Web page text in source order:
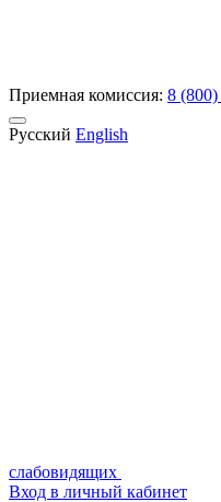
Приемная комиссия: 8
Русский English
слабовидящих
Вход в личный кабинет